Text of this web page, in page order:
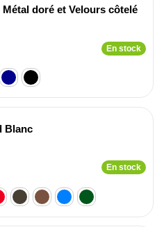
doré et Velours côtelé
En stock
Blanc
En stock